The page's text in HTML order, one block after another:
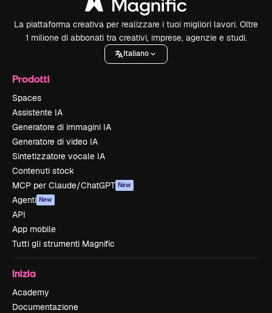
La piattaforma creativa per realizzare i tuoi migliori lavori. Oltre
1 milione di abbonati tra creativi, imprese, agenzie e studi.
Italiano
Prodotti
Spaces
Assistente IA
Generatore di immagini IA
Generatore di video IA
Sintetizzatore vocale IA
Contenuti stock
MCP per Claude/ChatGPT New
Agenti New
API
App mobile
Tutti gli strumenti Magnific
Inizia
Academy
Documentazione